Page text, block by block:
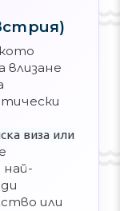
виза или
или